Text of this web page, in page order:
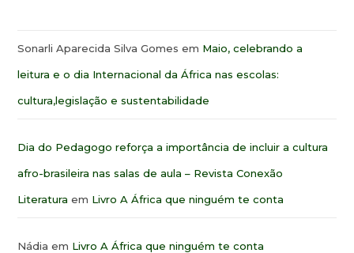
Sonarli Aparecida Silva Gomes em Maio, celebrando a
leitura e o dia Internacional da África nas escolas:
cultura,legislação e sustentabilidade
Dia do Pedagogo reforça a importância de incluir a cultura
afro-brasileira nas salas de aula – Revista Conexão
Literatura em Livro A África que ninguém te conta
Nádia em Livro A África que ninguém te conta